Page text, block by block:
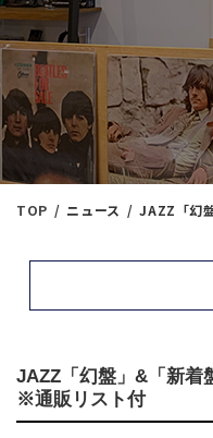
TOP ニュース JAZZ「幻盤」&「新着盤」！
JAZZ「幻盤」&「新着
※通販リスト付